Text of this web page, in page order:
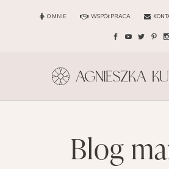
O MNIE WSPÓŁPRACA
blog